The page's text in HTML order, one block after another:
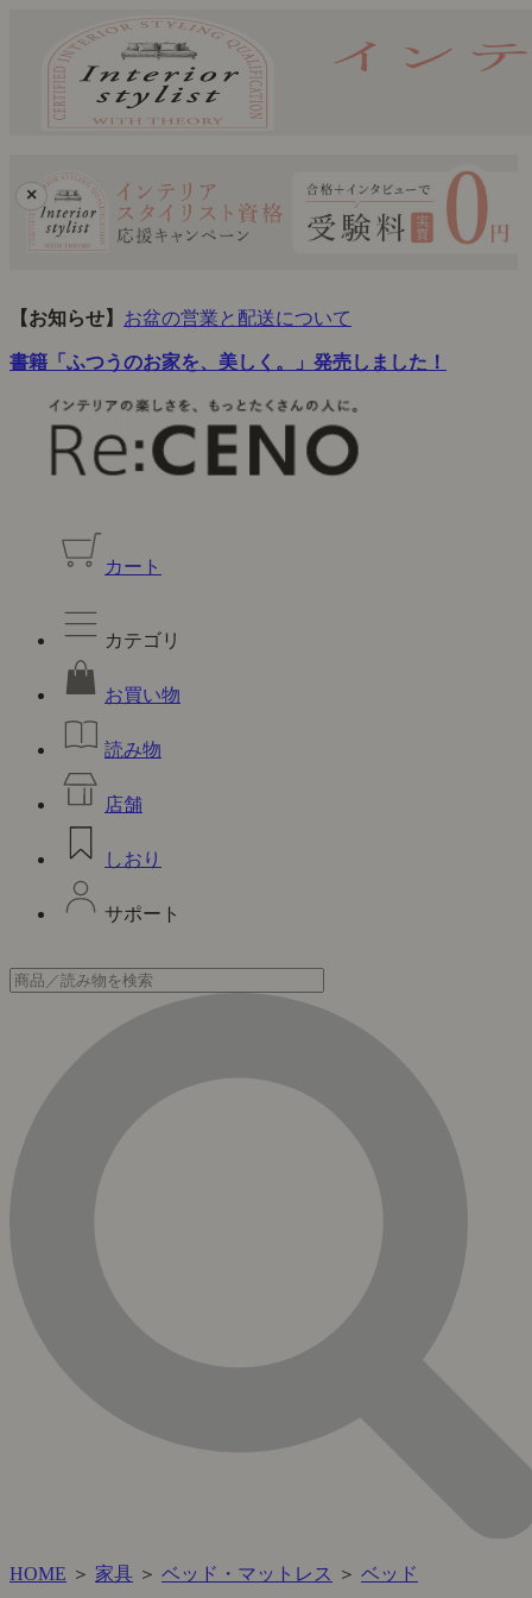
×
【お知らせ】 お盆の営業と配送について
書籍「ふつうのお家を、美しく。」発売しました！
カート
カテゴリ
お買い物
読み物
店舗
しおり
サポート
HOME ＞ 家具 ＞ ベッド・マットレス ＞ ベッド